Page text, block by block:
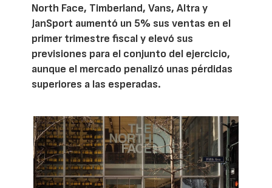
North Face, Timberland, Vans, Altra y
JanSport aumentó un 5% sus ventas en el
primer trimestre fiscal y elevó sus
previsiones para el conjunto del ejercicio,
aunque el mercado penalizó unas pérdidas
superiores a las esperadas.